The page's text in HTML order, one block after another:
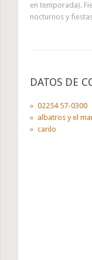
en temporada).
nocturnos y
DATOS DE
02254 57-0300
albatros y el
carilo